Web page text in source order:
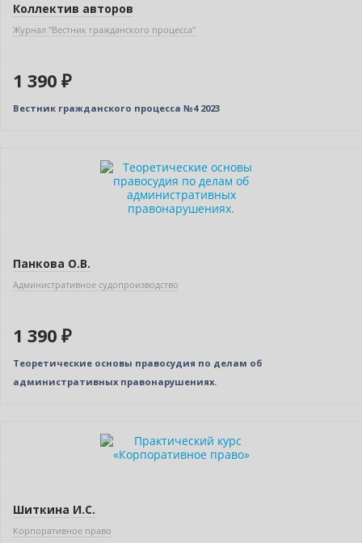
Коллектив авторов
Журнал "Вестник гражданского процесса"
1 390 ₽
Вестник гражданского процесса №4 2023
Панкова О.В.
Административное судопроизводство
1 390 ₽
Теоретические основы правосудия по делам об
административных правонарушениях.
Шиткина И.С.
Корпоративное право